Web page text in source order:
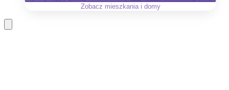
Zobacz mieszkania i domy